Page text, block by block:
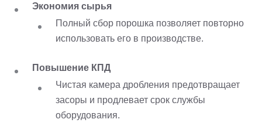
Экономия сырья
Полный сбор порошка позволяет повторно
использовать его в производстве.
Повышение КПД
Чистая камера дробления предотвращает
засоры и продлевает срок службы
оборудования.